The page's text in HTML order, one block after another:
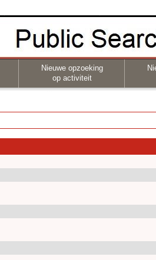
Nieuwe opzoeking
op activiteit